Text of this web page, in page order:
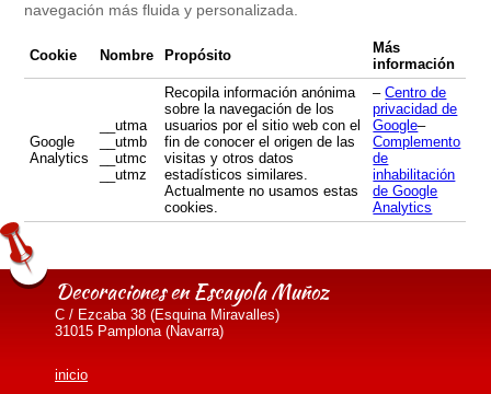
navegación más fluida y personalizada.
Cookie Nombre Propósito
Más
información
Google
Analytics
__utma
__utmb
__utmc
__utmz
Recopila información anónima
sobre la navegación de los
usuarios por el sitio web con el
fin de conocer el origen de las
visitas y otros datos
estadísticos similares.
Actualmente no usamos estas
cookies.
–Centro de
privacidad de
Google–
Complemento
de
inhabilitación
de Google
Analytics
Decoraciones en Escayola Muñoz
C / Ezcaba 38 (Esquina Miravalles)
31015 Pamplona (Navarra)
inicio